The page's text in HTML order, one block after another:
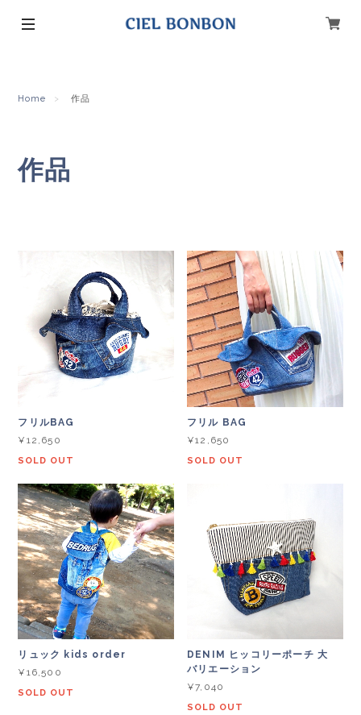
Home 作品
作品
フリルBAG
¥12,650
SOLD OUT
フリル BAG
¥12,650
SOLD OUT
リュック kids order
¥16,500
SOLD OUT
DENIM ヒッコリーポーチ 大
バリエーション
¥7,040
SOLD OUT